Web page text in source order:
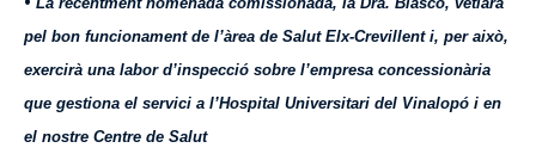
pel bon funcionament de l’àrea de Salut Elx-Crevillent i, per això,
exercirà una labor d’inspecció sobre l’empresa concessionària
que gestiona el servici a l’Hospital Universitari del Vinalopó i en
el nostre Centre de Salut